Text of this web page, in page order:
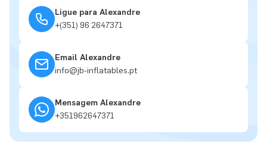
Ligue para Alexandre
+(351) 96 2647371
Email Alexandre
info@jb-inflatables.pt
Mensagem Alexandre
+351962647371